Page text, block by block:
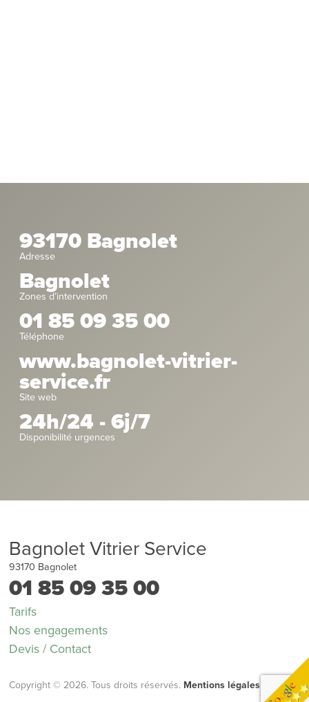
93170 Bagnolet
Adresse
Bagnolet
Zones d’intervention
01 85 09 35 00
Téléphone
www.bagnolet-vitrier-
service.fr
Site web
24h/24 - 6j/7
Disponibilité urgences
Bagnolet Vitrier Service
93170 Bagnolet
01 85 09 35 00
Tarifs
Nos engagements
Devis / Contact
Copyright © 2026. Tous droits réservés. Mentions légales